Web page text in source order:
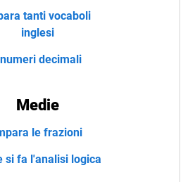
tanti vocaboli
inglesi
I numeri decimali
Medie
le frazioni
si fa l'analisi logica